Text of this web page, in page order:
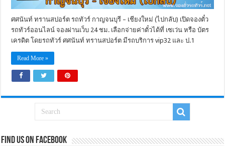
ศศนันท์ ทรานสปอร์ต รถทัวร์ กาญจนบุรี – เชียงใหม่ (ไปกลับ) เปิดจองตั๋ว
รถทัวร์ออนไลน์ จองผ่านเว็บ 24 ชม. เลือกจ่ายค่าตั๋วได้ที่ เซเว่น หรือ บัตร
เครดิต โดยรถทัวร์ ศศนันท์ ทรานสปอร์ต มีรถบริการ vip32 และ ป.1
Read More »
Find us on Facebook